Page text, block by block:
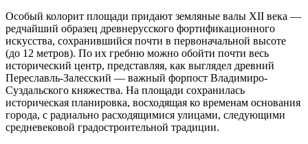
Особый колорит площади придают земляные валы XII века —
редчайший образец древнерусского фортификационного
искусства, сохранившийся почти в первоначальной высоте
(до 12 метров). По их гребню можно обойти почти весь
исторический центр, представляя, как выглядел древний
Переславль-Залесский — важный форпост Владимиро-
Суздальского княжества. На площади сохранилась
историческая планировка, восходящая ко временам основания
города, с радиально расходящимися улицами, следующими
средневековой градостроительной традиции.